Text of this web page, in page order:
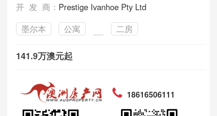
开 发 商： Prestige Ivanhoe Pty Ltd
墨尔本
公寓 二房
141.9万澳元起
18616506111